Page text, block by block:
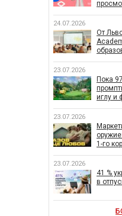
24.07.2026
От
23.07.2026
Пока
иглу и
23.07.2026
1-го
23.07.2026
41 %
в